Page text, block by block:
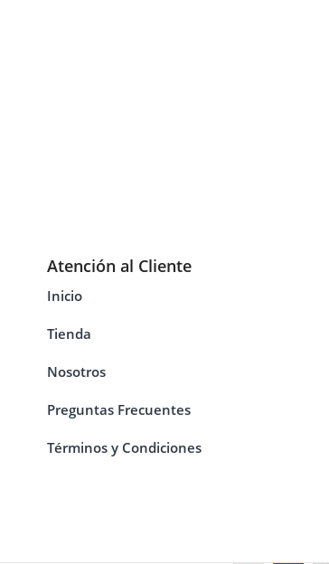
Atención al Cliente
Inicio
Tienda
Nosotros
Preguntas Frecuentes
Términos y Condiciones